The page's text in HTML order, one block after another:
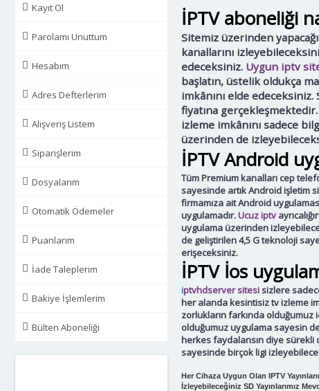
Kayıt Ol
Parolamı Unuttum
Hesabım
Adres Defterlerim
Alışveriş Listem
Siparişlerim
Dosyalarım
Otomatik Ödemeler
Puanlarım
İade Taleplerim
Bakiye İşlemlerim
Bülten Aboneliği
İPTV aboneliği
Sitemiz üzerinden
kanallarını
edeceksiniz. Uygun iptv
başlatın, üstelik oldukça
imkânını elde
fiyatına
izleme imkânını sadece
üzerinden de
İPTV Android
Tüm Premium kanalları cep
sayesinde artık Android işletim
firmamıza ait Android
uygulamadır.Ucuz iptv
uygulama üzerinden
de geliştirilen 4,5 G teknoloji
erişeceksiniz.
İPTV İos
iptvhdserver sitesisizlere
her alanda kesintisiz tv izleme
zorlukların farkında olduğumuz
olduğumuz uygulama sayesin
herkes faydalansın diye sürekli
sayesinde birçok ligi
Her Cihaza Uygun Olan IPTV
İzleyebileceğiniz SD Yayınlarımız